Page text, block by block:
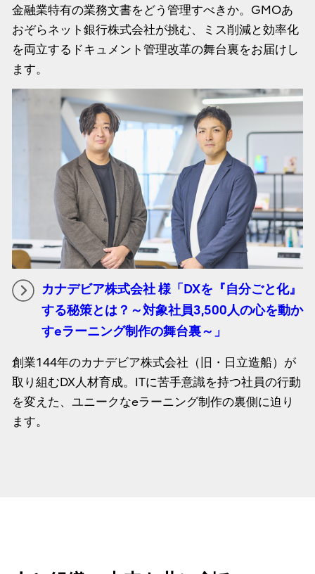
金融業特有の業務文書をどう管理すべきか。GMOあ
おぞらネット銀行株式会社が挑む、ミス削減と効率化
を両立するドキュメント管理改革の舞台裏をお届けし
ます。
カナデビア株式会社 様「DXを『自分ごと化』
する秘策とは？～対象社員3,500人の心を動か
すeラーニング制作の舞台裏～」
創業144年のカナデビア株式会社（旧・日立造船）が
取り組むDX人材育成。ITに苦手意識を持つ社員の行動
を変えた、ユニークなeラーニング制作の裏側に迫り
ます。